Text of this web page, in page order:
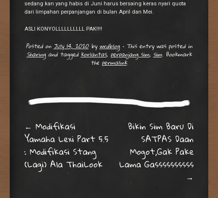
sedang kan yang habis di Juni harus bersaing keras nyari quota
dari limpahan perpanjangan di bulan April dan Mei.
ASLI KONYOLLLLLLLLLL PAK!!!!
Posted on July 14, 2020by wrdblog • This entry was posted in
Sharingand tagged korlantas, perpanjang sim, sim. Bookmark
the permalink.
Post navigation
← Modifikasi
Yamaha Lexi Part 5.5
: Modifikasi Stang
(Lagi) Ala ThaiLook
Bikin Sim Baru Di
SATPAS Daan
Mogot,Gak Pake
Lama Gassssssssss
→